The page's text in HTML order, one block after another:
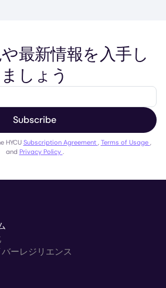
最新情報を入手し
ましょう
Subscribe
HYCU Subscription Agreement Terms of Usage
and Privacy Policy
ーレジリエンス